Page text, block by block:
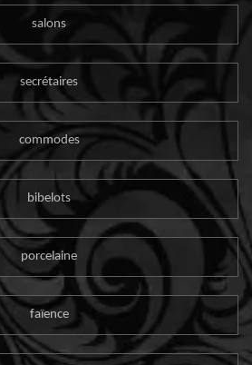
salons
secrétaires
commodes
bibelots
porcelaine
faïence